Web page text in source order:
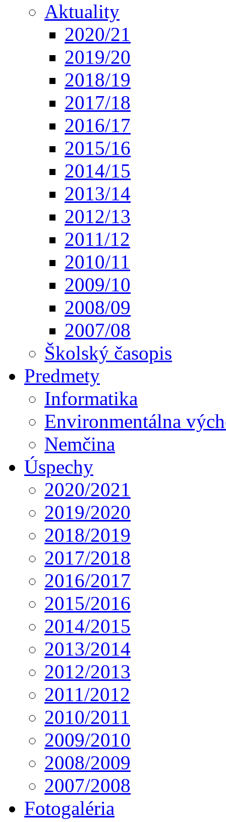
Aktuality
2020/21
2019/20
2018/19
2017/18
2016/17
2015/16
2014/15
2013/14
2012/13
2011/12
2010/11
2009/10
2008/09
2007/08
Školský časopis
Predmety
Informatika
Environmentálna
Nemčina
Úspechy
2020/2021
2019/2020
2018/2019
2017/2018
2016/2017
2015/2016
2014/2015
2013/2014
2012/2013
2011/2012
2010/2011
2009/2010
2008/2009
2007/2008
Fotogaléria